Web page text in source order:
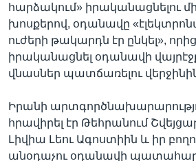
հարձակում» իրականացնելու
խոսքերով, օդանավը
ուժերի թակարդն էր ընկել»,
իրականացնել օդանավի
վնասներ պատճառելու
Իրանի
հրավիրել էր Թեհրանում
Լիվիա Լեու Ագոստիին և իր
անօդաչու օդանավի